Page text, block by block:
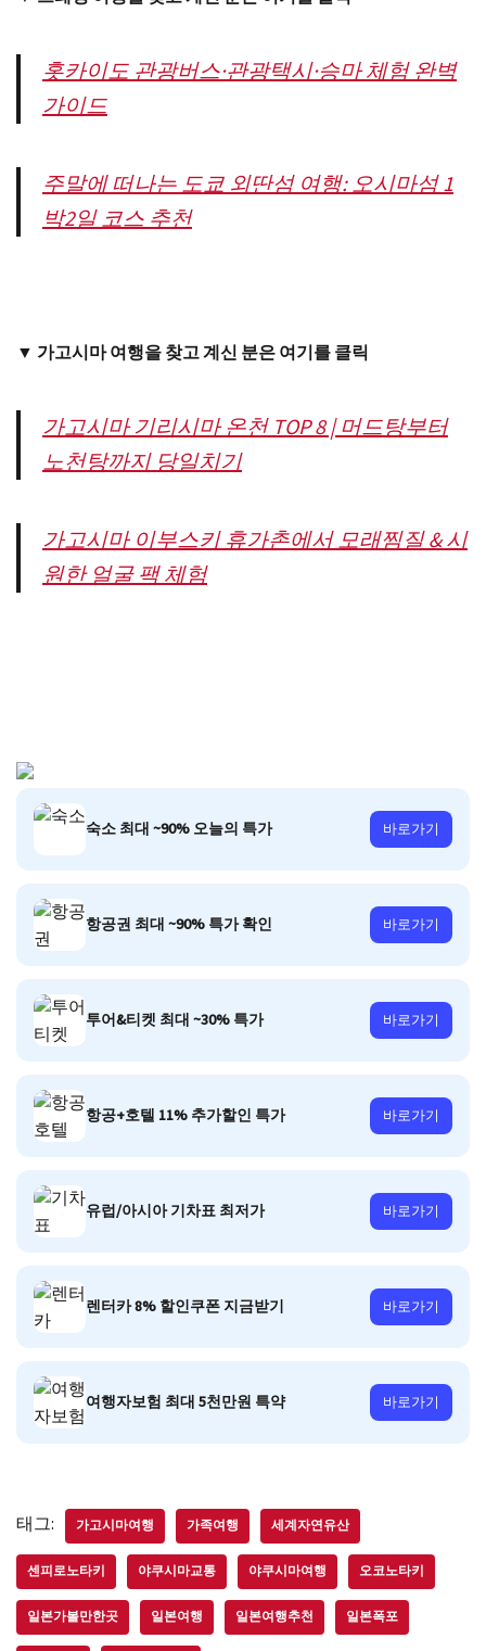
홋카이도 관광버스·관광택시·승마 체험 완벽
가이드
주말에 떠나는 도쿄 외딴섬 여행: 오시마섬 1
박2일 코스 추천
▼ 가고시마 여행을 찾고 계신 분은 여기를 클릭
가고시마 기리시마 온천 TOP 8 | 머드탕부터
노천탕까지 당일치기
가고시마 이부스키 휴가촌에서 모래찜질 & 시
원한 얼굴 팩 체험
숙소 최대 ~90% 오늘의 특가 바로가기
항공권 최대 ~90% 특가 확인 바로가기
투어&티켓 최대 ~30% 특가 바로가기
항공+호텔 11% 추가할인 특가 바로가기
유럽/아시아 기차표 최저가 바로가기
렌터카 8% 할인쿠폰 지금받기 바로가기
여행자보험 최대 5천만원 특약 바로가기
태그: 가고시마여행 가족여행 세계자연유산
센피로노타키 야쿠시마교통 야쿠시마여행 오코노타키
일본가볼만한곳 일본여행 일본여행추천 일본폭포